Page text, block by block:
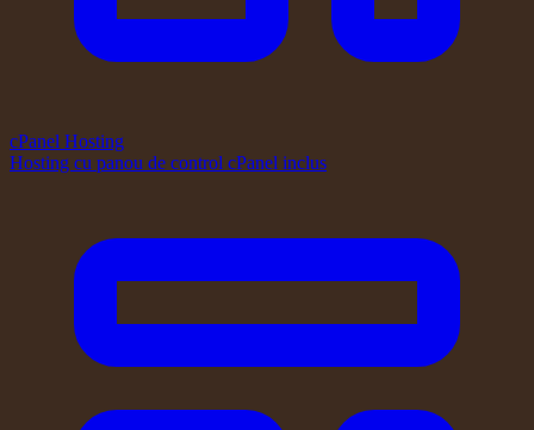
cPanel Hosting
Hosting cu panou de control cPanel inclus